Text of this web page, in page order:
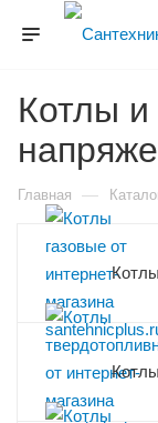
Котлы и
Главная —